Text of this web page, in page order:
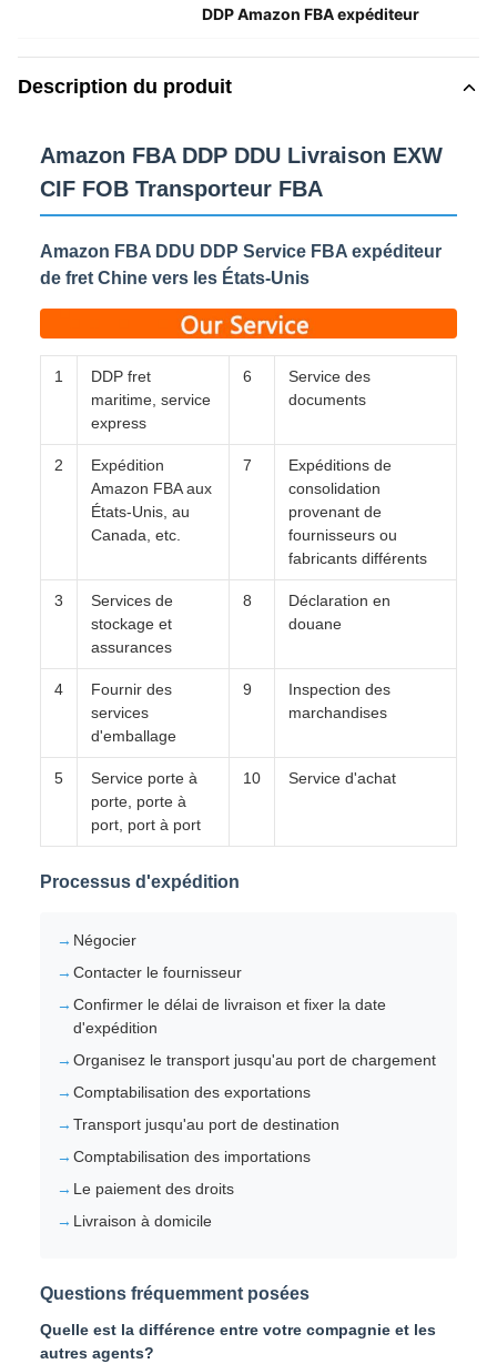
DDP Amazon FBA expéditeur
Description du produit
Amazon FBA DDP DDU Livraison EXW
CIF FOB Transporteur FBA
Amazon FBA DDU DDP Service FBA expéditeur
de fret Chine vers les États-Unis
1
DDP fret
maritime, service
express
6
Service des
documents
2
Expédition
Amazon FBA aux
États-Unis, au
Canada, etc.
7
Expéditions de
consolidation
provenant de
fournisseurs ou
fabricants différents
3
Services de
stockage et
assurances
8
Déclaration en
douane
4
Fournir des
services
d'emballage
9
Inspection des
marchandises
5
Service porte à
porte, porte à
port, port à port
10 Service d'achat
Processus d'expédition
Négocier
Contacter le fournisseur
Confirmer le délai de livraison et fixer la date
d'expédition
Organisez le transport jusqu'au port de chargement
Comptabilisation des exportations
Transport jusqu'au port de destination
Comptabilisation des importations
Le paiement des droits
Livraison à domicile
Questions fréquemment posées
Quelle est la différence entre votre compagnie et les
autres agents?